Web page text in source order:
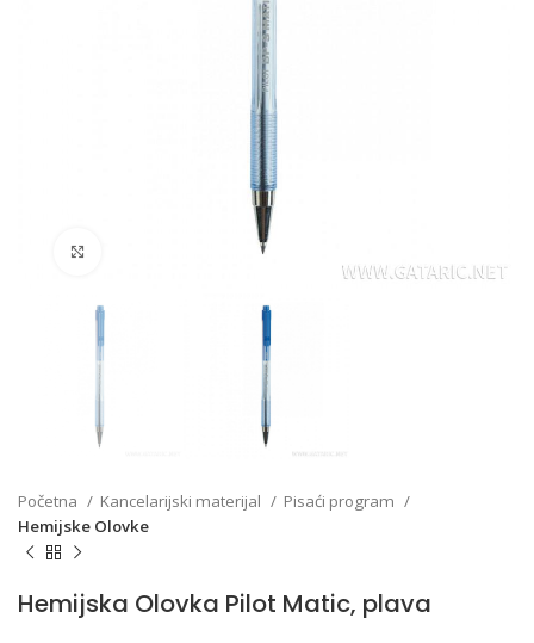
Početna Kancelarijski materijal
Pisaći program
Hemijske Olovke
Hemijska Olovka Pilot Matic, plava